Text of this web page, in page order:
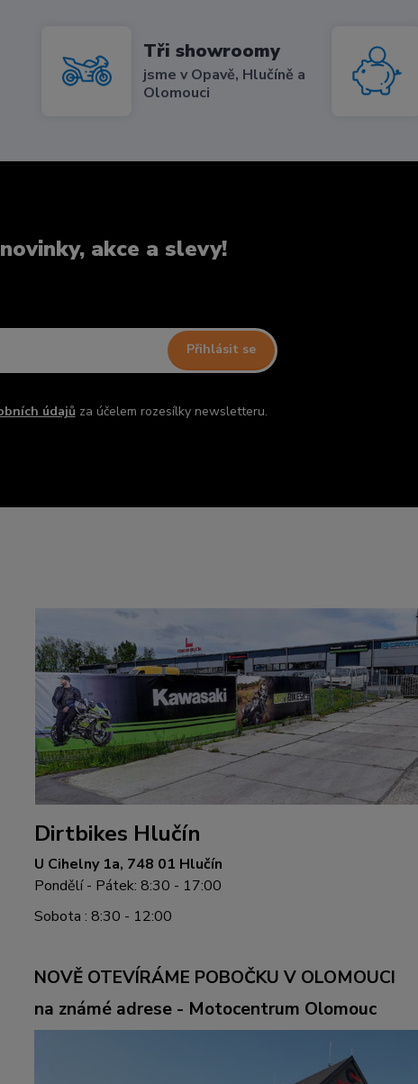
Tři showroomy
jsme v Opavě, Hlučíně a
Olomouci
akce a slevy!
Přihlásit se
údajůza účelem rozesílky newsletteru.
Dirtbikes Hlučín
U Cihelny 1a, 748 01 Hlučín
Pondělí - Pátek: 8:30 - 17:00
Sobota : 8:30 - 12:00
NOVĚ OTEVÍRÁME POBOČKU V OLOMOUCI
na známé adrese - Motocentrum Olomouc